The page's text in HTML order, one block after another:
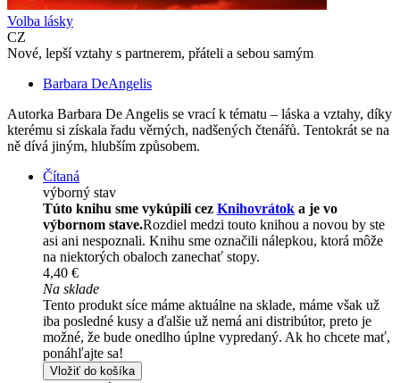
Volba lásky
CZ
Nové, lepší vztahy s partnerem, přáteli a sebou samým
Barbara DeAngelis
Autorka Barbara De Angelis se vrací k tématu – láska a vztahy, díky
kterému si získala řadu věrných, nadšených čtenářů. Tentokrát se na
ně dívá jiným, hlubším způsobem.
Čítaná
výborný stav
Túto knihu sme vykúpili cez Knihovrátok a je vo
výbornom stave.Rozdiel medzi touto knihou a novou by ste
asi ani nespoznali. Knihu sme označili nálepkou, ktorá môže
na niektorých obaloch zanechať stopy.
4,40 €
Na sklade
Tento produkt síce máme aktuálne na sklade, máme však už
iba posledné kusy a ďalšie už nemá ani distribútor, preto je
možné, že bude onedlho úplne vypredaný. Ak ho chcete mať,
ponáhľajte sa!
Vložiť do košíka